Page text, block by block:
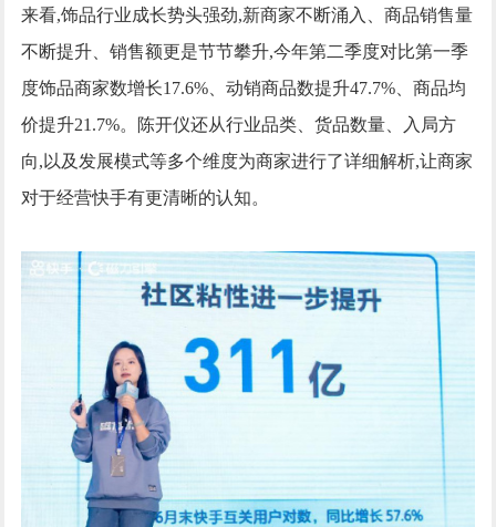
来看,饰品行业成长势头强劲,新商家不断涌入、商品销售量
不断提升、销售额更是节节攀升,今年第二季度对比第一季
度饰品商家数增长17.6%、动销商品数提升47.7%、商品均
价提升21.7%。陈开仪还从行业品类、货品数量、入局方
向,以及发展模式等多个维度为商家进行了详细解析,让商家
对于经营快手有更清晰的认知。